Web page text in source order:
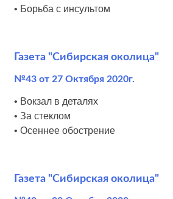
• Борьба с инсультом
Газета "Сибирская околица"
№43 от 27 Октября 2020г.
• Вокзал в деталях
• За стеклом
• Осеннее обострение
Газета "Сибирская околица"